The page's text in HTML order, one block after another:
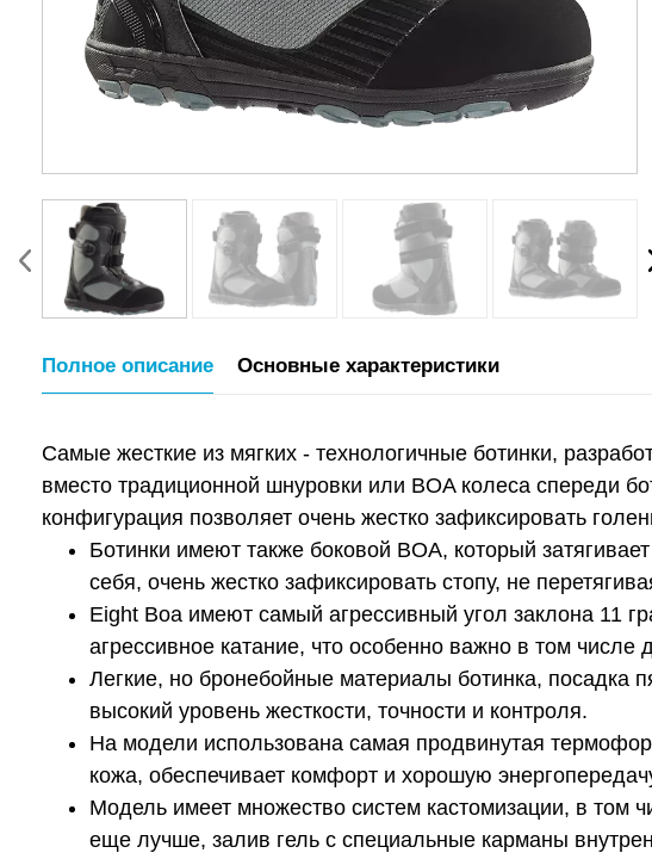
Полное описание Основные характеристики
Самые жесткие из мягких - технологичные ботинки,
вместо традиционной шнуровки или BOA колеса спереди
конфигурация позволяет очень жестко зафиксировать
Ботинки имеют также боковой BOA, который
себя, очень жестко зафиксировать стопу, не
Eight Boa имеют самый агрессивный угол заклона 11
агрессивное катание, что особенно важно в том числе
Легкие, но бронебойные материалы ботинка,
высокий уровень жесткости, точности и контроля.
На модели использована самая продвинутая
кожа, обеспечивает комфорт и хорошую
Модель имеет множество систем кастомизации, в том
еще лучше, залив гель с специальные карманы